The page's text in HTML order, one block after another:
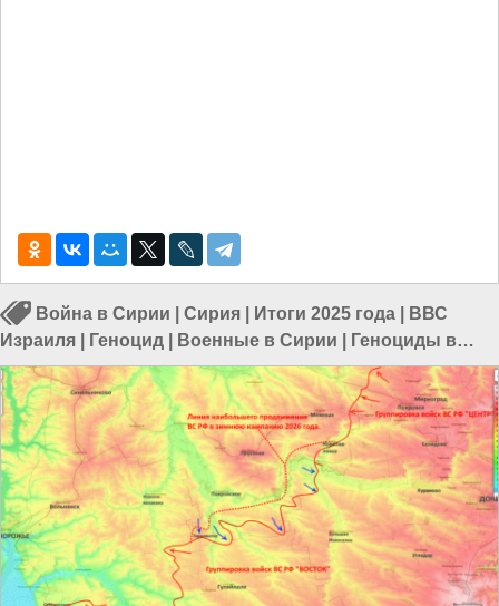
Война в Сирии Сирия Итоги 2025 года
ВВС
Израиля
Геноцид Военные в Сирии
Геноциды в
Мире